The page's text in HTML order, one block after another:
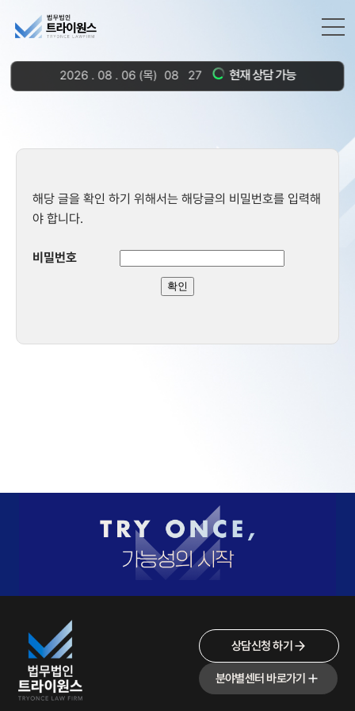
2026 . 08 . 06 (목) 08 27 현재 상담 가능
해당 글을 확인 하기 위해서는 해당글의 비밀번호를 입력해
야 합니다.
비밀번호
상담신청 하기
분야별센터 바로가기